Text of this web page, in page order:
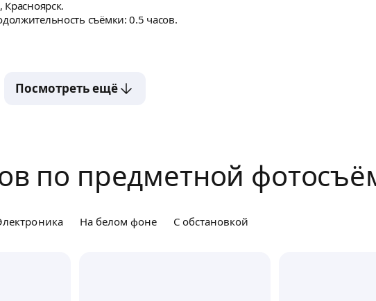
съёмки: 0.5 часов.
Посмотреть ещё
по предметной
На белом фоне С обстановкой